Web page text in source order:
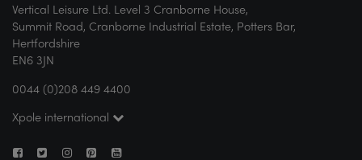
Vertical Leisure Ltd. Level 3 Cranborne House,
Summit Road, Cranborne Industrial Estate, Potters Bar,
Hertfordshire
EN6 3JN
0044 (0)208 449 4400
Xpole international